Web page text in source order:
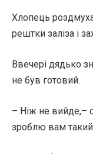
Хлопець
рештки заліза і
Ввечері дядько
не був готовий.
– Ніж не вийде,–
зроблю вам